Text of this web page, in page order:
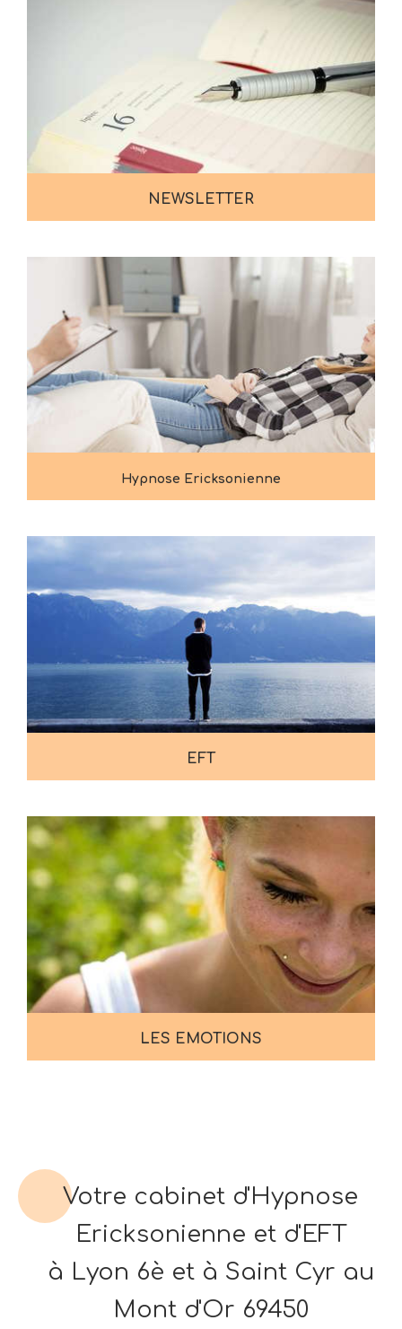
NEWSLETTER
Hypnose Ericksonienne
EFT
LES EMOTIONS
Votre cabinet d'Hypnose
Ericksonienne et d'EFT
à Lyon 6è et à Saint Cyr au
Mont d'Or 69450